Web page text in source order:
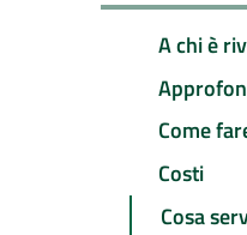
A chi è
Come
Costi
Cosa